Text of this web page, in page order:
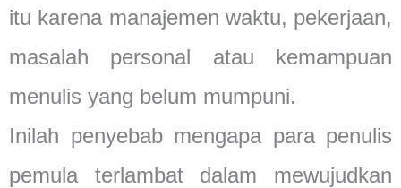
itu karena manajemen waktu, pekerjaan,
masalah personal atau kemampuan
menulis yang belum mumpuni.
Inilah penyebab mengapa para penulis
pemula terlambat dalam mewujudkan